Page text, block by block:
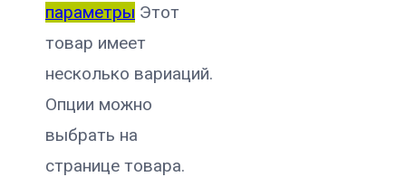
параметры Этот
товар имеет
несколько вариаций.
Опции можно
выбрать на
странице товара.